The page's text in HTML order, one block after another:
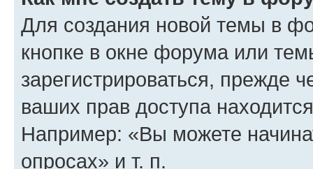
Для создания новой темы в
кнопке в окне форума или
зарегистрироваться, прежде
ваших прав доступа
Например: «Вы можете
опросах» и т. п.